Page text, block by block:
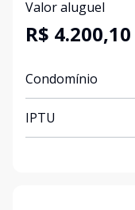
Valor aluguel
R$ 4.200,10
Condomínio
IPTU